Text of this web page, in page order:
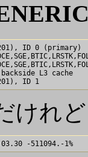
ID 0 (primary)
L3 cache
けれど